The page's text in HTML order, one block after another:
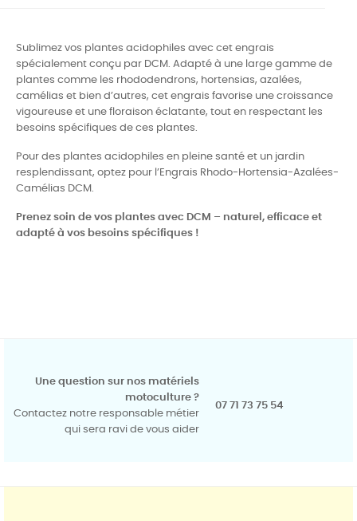
Sublimez vos plantes acidophiles avec cet engrais
spécialement conçu par DCM. Adapté à une large gamme de
plantes comme les rhododendrons, hortensias, azalées,
camélias et bien d’autres, cet engrais favorise une croissance
vigoureuse et une floraison éclatante, tout en respectant les
besoins spécifiques de ces plantes.
Pour des plantes acidophiles en pleine santé et un jardin
resplendissant, optez pour l’Engrais Rhodo-Hortensia-Azalées-
Camélias DCM.
Prenez soin de vos plantes avec DCM – naturel, efficace et
adapté à vos besoins spécifiques !
Une question sur nos matériels
motoculture ?
Contactez notre responsable métier
qui sera ravi de vous aider
07 71 73 75 54